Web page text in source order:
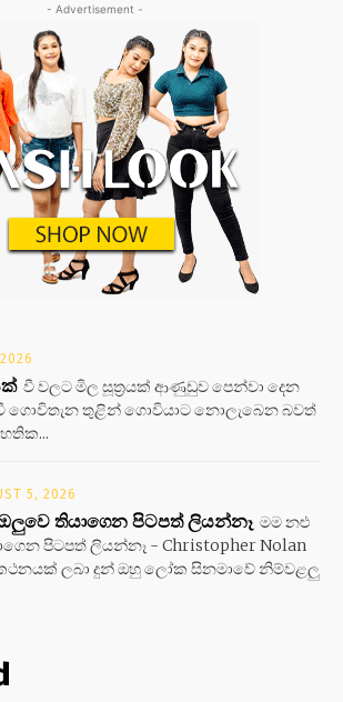
- Advertisement -
වී වලට මිල සූත්‍රයක් ආණුඩුව පෙන්වා දෙන
ගොවිතැන තුළින් ගොවියාට නොලැබෙන බවත්
5, 2026
තියාගෙන පිටපත් ලියන්නෑ මම නළු
පිටපත් ලියන්නෑ - Christopher Nolan
ලබා දුන් ඔහු ලෝක සිනමාවේ නිම්වළලු